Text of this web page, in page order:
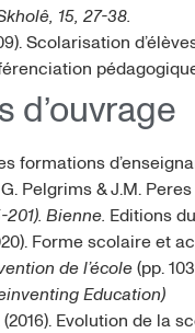
15, 27-38.
Scolarisation
d’ouvrage
formations
Pelgrims & J.M. Peres
Bienne. Editions
Forme scolaire et
de l’école (pp.
Education)
(2016). Evolution de la